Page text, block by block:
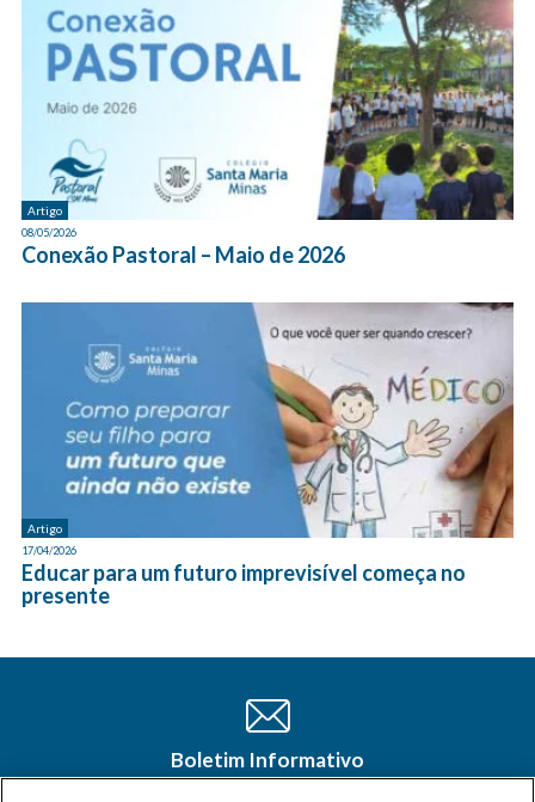
Artigo
08/05/2026
Conexão Pastoral – Maio de 2026
Artigo
17/04/2026
Educar para um futuro imprevisível começa no
presente
Boletim Informativo
Cadastre-se e receba as últimas